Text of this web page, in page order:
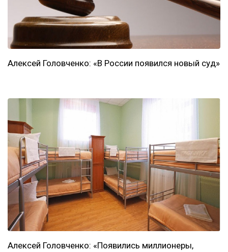
Алексей Головченко: «В России появился новый суд»
Алексей Головченко: «Появились миллионеры,